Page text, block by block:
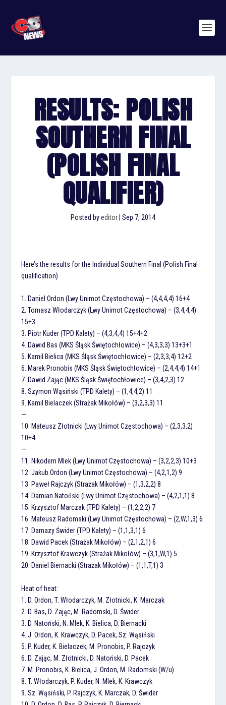
RESULTS: POLISH
SOUTHERN FINAL
(POLISH FINAL
QUALIFIER)
Posted byeditor Sep 7, 2014
Here’s the results for the Individual Southern Final (Polish Final
qualification)
1. Daniel Ordon (Lwy Unimot Częstochowa) – (4,4,4,4) 16+4
2. Tomasz Włodarczyk (Lwy Unimot Częstochowa) – (3,4,4,4)
15+3
3. Piotr Kuder (TPD Kalety) – (4,3,4,4) 15+4+2
4. Dawid Bas (MKS Śląsk Świętochłowice) – (4,3,3,3) 13+3+1
5. Kamil Bielica (MKS Śląsk Świętochłowice) – (2,3,3,4) 12+2
6. Marek Pronobis (MKS Śląsk Świętochłowice) – (2,4,4,4) 14+1
7. Dawid Zając (MKS Śląsk Świętochłowice) – (3,4,2,3) 12
8. Szymon Wąsiński (TPD Kalety) – (1,4,4,2) 11
9. Kamil Bielaczek (Strażak Mikołów) – (3,2,3,3) 11
—
10. Mateusz Złotnicki (Lwy Unimot Częstochowa) – (2,3,3,2)
10+4
—
11. Nikodem Mlek (Lwy Unimot Częstochowa) – (3,2,2,3) 10+3
12. Jakub Ordon (Lwy Unimot Częstochowa) – (4,2,1,2) 9
13. Paweł Rajczyk (Strażak Mikołów) – (1,3,2,2) 8
14. Damian Natoński (Lwy Unimot Częstochowa) – (4,2,1,1) 8
15. Krzysztof Marczak (TPD Kalety) – (1,2,2,2) 7
16. Mateusz Radomski (Lwy Unimot Częstochowa) – (2,W,1,3) 6
17. Damazy Świder (TPD Kalety) – (1,1,3,1) 6
18. Dawid Pacek (Strażak Mikołów) – (2,1,2,1) 6
19. Krzysztof Krawczyk (Strażak Mikołów) – (3,1,W,1) 5
20. Daniel Biernacki (Strażak Mikołów) – (1,1,T,1) 3
Heat of heat:
1. D. Ordon, T. Włodarczyk, M. Złotnicki, K. Marczak
2. D. Bas, D. Zając, M. Radomski, D. Świder
3. D. Natoński, N. Mlek, K. Bielica, D. Biernacki
4. J. Ordon, K. Krawczyk, D. Pacek, Sz. Wąsiński
5. P. Kuder, K. Bielaczek, M. Pronobis, P. Rajczyk
6. D. Zając, M. Złotnicki, D. Natoński, D. Pacek
7. M. Pronobis, K. Bielica, J. Ordon, M. Radomski (W/u)
8. T. Włodarczyk, P. Kuder, N. Mlek, K. Krawczyk
9. Sz. Wąsiński, P. Rajczyk, K. Marczak, D. Świder